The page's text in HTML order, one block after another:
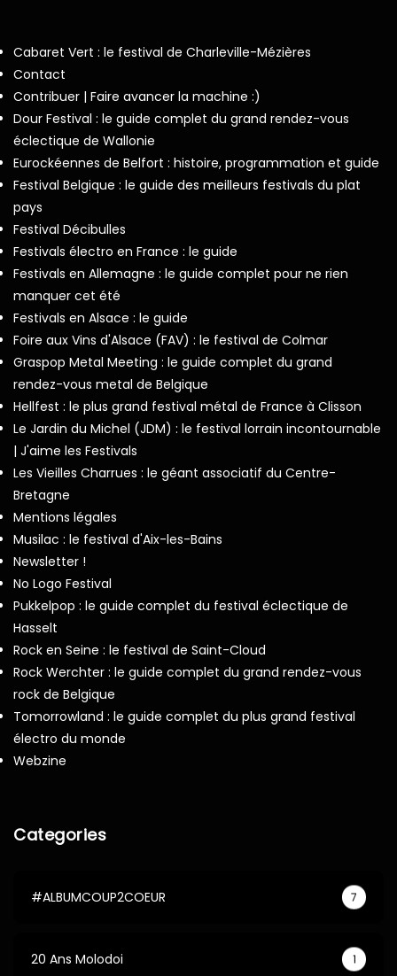
Cabaret Vert : le festival de Charleville-Mézières
Contact
Contribuer | Faire avancer la machine :)
Dour Festival : le guide complet du grand rendez-vous
éclectique de Wallonie
Eurockéennes de Belfort : histoire, programmation et guide
Festival Belgique : le guide des meilleurs festivals du plat
pays
Festival Décibulles
Festivals électro en France : le guide
Festivals en Allemagne : le guide complet pour ne rien
manquer cet été
Festivals en Alsace : le guide
Foire aux Vins d'Alsace (FAV) : le festival de Colmar
Graspop Metal Meeting : le guide complet du grand
rendez-vous metal de Belgique
Hellfest : le plus grand festival métal de France à Clisson
Le Jardin du Michel (JDM) : le festival lorrain incontournable
| J'aime les Festivals
Les Vieilles Charrues : le géant associatif du Centre-
Bretagne
Mentions légales
Musilac : le festival d'Aix-les-Bains
Newsletter !
No Logo Festival
Pukkelpop : le guide complet du festival éclectique de
Hasselt
Rock en Seine : le festival de Saint-Cloud
Rock Werchter : le guide complet du grand rendez-vous
rock de Belgique
Tomorrowland : le guide complet du plus grand festival
électro du monde
Webzine
Categories
#ALBUMCOUP2COEUR 7
20 Ans Molodoi 1